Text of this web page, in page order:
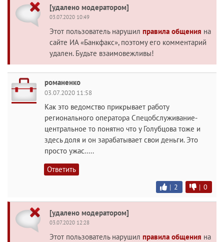
[удалено модератором]
03.07.2020 10:49
Этот пользователь нарушил правила общения на
сайте ИА «Банкфакс», поэтому его комментарий
удален. Будьте взаимовежливы!
романенко
03.07.2020 11:58
Как это ведомство прикрывает работу
регионального оператора Спецобслуживание-
центральное то понятно что у Голубцова тоже и
здесь доля и он зарабатывает свои деньги. Это
просто ужас.....
Ответить
| 2 | 0
[удалено модератором]
03.07.2020 12:28
Этот пользователь нарушил правила общения на